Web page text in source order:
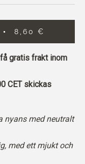
8,60 €
gratis frakt inom
CET skickas
nyans med neutralt
med ett mjukt och